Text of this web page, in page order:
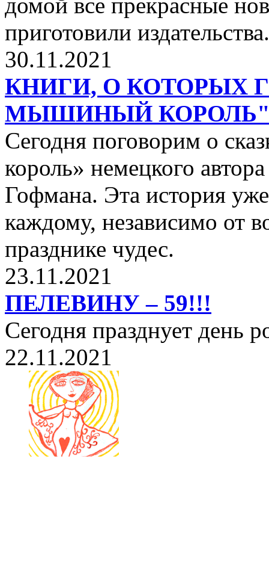
приготовили издательства.
30.11.2021
КНИГИ, О КОТОРЫХ
МЫШИНЫЙ
Сегодня поговорим о
король» немецкого
Гофмана. Эта история
каждому, независимо от
празднике чудес.
23.11.2021
ПЕЛЕВИНУ – 59!!!
Сегодня празднует день
22.11.2021